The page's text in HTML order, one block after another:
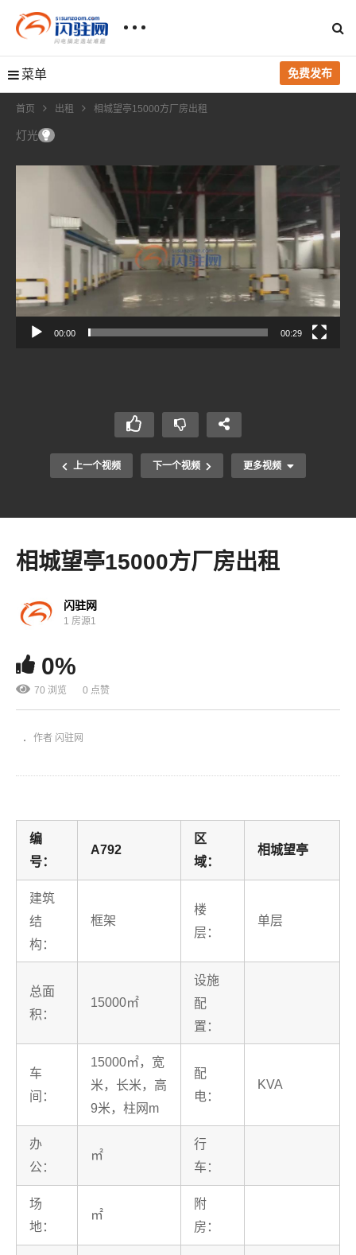
菜单 免费发布
首页 出租 相城望亭15000方厂房出租
灯光
00:00 00:29
上一个视频 下一个视频 更多视频
相城望亭15000方厂房出租
闪驻网
1 房源1
0%
70 浏览 0 点赞
作者 闪驻网
编
号：
A792
区
域：
相城望亭
建筑
结
构：
框架
楼
层：
单层
总面
积：
15000㎡
设施
配
置：
车
间：
15000㎡，宽
米，长米，高
9米，柱网m
配
电：
KVA
办
公：
㎡
行
车：
场
地：
㎡
附
房：